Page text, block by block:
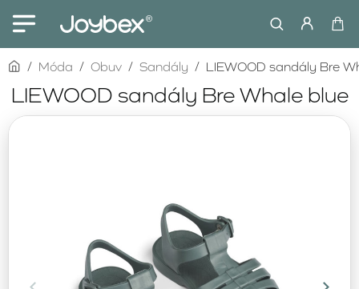
LIEWOOD sandály Bre Whale blue
homeMóda Obuv Sandály LIEWOOD sandály Bre